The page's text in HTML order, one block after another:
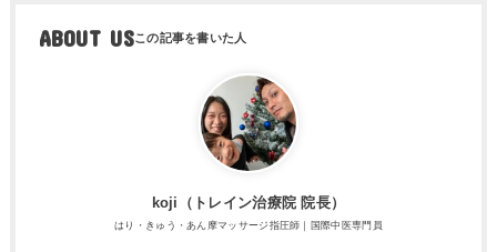
ABOUT US
koji（トレ​イン治療院 院長）
はり・きゅう・あん摩マッサージ指圧師｜国際中医専門員